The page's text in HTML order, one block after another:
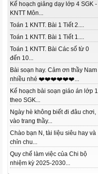
Kế hoạch giảng dạy lớp 4 SGK -
KNTT Môn...
Toán 1 KNTT. Bài 1 Tiết 2....
Toán 1 KNTT. Bài 1 Tiết 1....
Toán 1 KNTT. Bài Các số từ 0
đến 10...
Bài soạn hay. Cảm ơn thầy Nam
nhiều nhé ❤️❤️❤️❤️❤️❤️...
Kế hoạch bài soạn giáo án lớp 1
theo SGK...
Ngày hè không biết đi đâu chơi,
vào trang thầy...
Chào bạn N, tài liệu siêu hay và
chỉn chu...
Quy chế làm việc của Chi bộ
nhiệm kỳ 2025-2030...